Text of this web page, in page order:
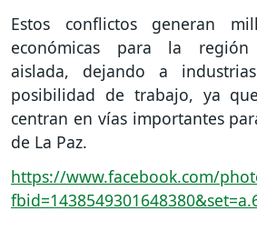
Estos conflictos generan
económicas para la región
aislada, dejando a
posibilidad de trabajo, ya
centran en vías importantes
de La Paz.
https://www.facebook.com/